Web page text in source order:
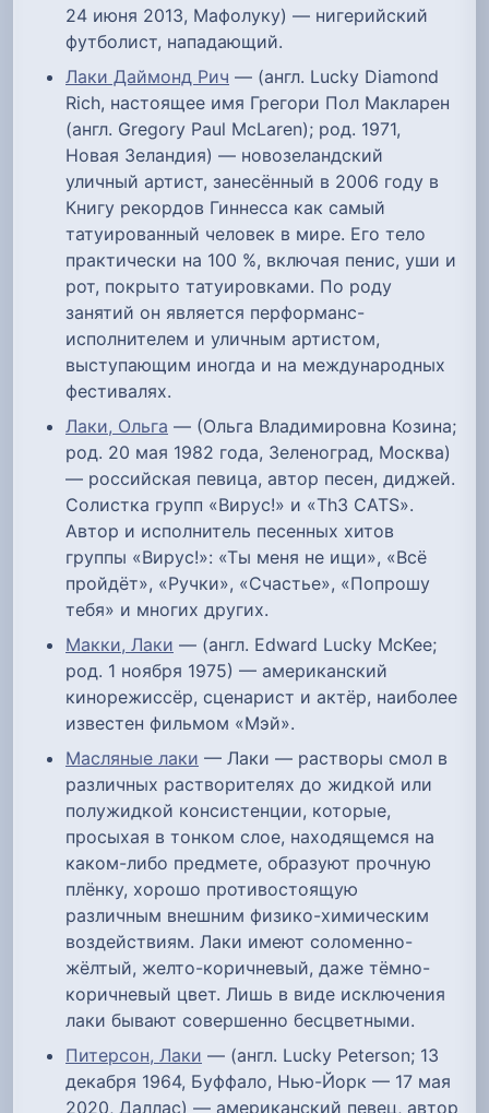
24 июня 2013, Мафолуку) — нигерийский
футболист, нападающий.
Лаки Даймонд Рич — (англ. Lucky Diamond
Rich, настоящее имя Грегори Пол Макларен
(англ. Gregory Paul McLaren); род. 1971,
Новая Зеландия) — новозеландский
уличный артист, занесённый в 2006 году в
Книгу рекордов Гиннесса как самый
татуированный человек в мире. Его тело
практически на 100 %, включая пенис, уши и
рот, покрыто татуировками. По роду
занятий он является перформанс-
исполнителем и уличным артистом,
выступающим иногда и на международных
фестивалях.
Лаки, Ольга — (Ольга Владимировна Козина;
род. 20 мая 1982 года, Зеленоград, Москва)
— российская певица, автор песен, диджей.
Солистка групп «Вирус!» и «Th3 CATS».
Автор и исполнитель песенных хитов
группы «Вирус!»: «Ты меня не ищи», «Всё
пройдёт», «Ручки», «Счастье», «Попрошу
тебя» и многих других.
Макки, Лаки — (англ. Edward Lucky McKee;
род. 1 ноября 1975) — американский
кинорежиссёр, сценарист и актёр, наиболее
известен фильмом «Мэй».
Масляные лаки — Лаки — растворы смол в
различных растворителях до жидкой или
полужидкой консистенции, которые,
просыхая в тонком слое, находящемся на
каком-либо предмете, образуют прочную
плёнку, хорошо противостоящую
различным внешним физико-химическим
воздействиям. Лаки имеют соломенно-
жёлтый, желто-коричневый, даже тёмно-
коричневый цвет. Лишь в виде исключения
лаки бывают совершенно бесцветными.
Питерсон, Лаки — (англ. Lucky Peterson; 13
декабря 1964, Буффало, Нью-Йорк — 17 мая
2020, Даллас) — американский певец, автор